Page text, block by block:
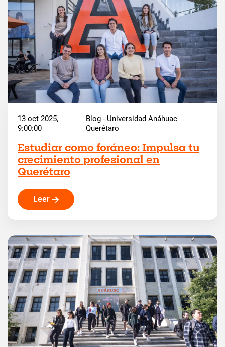
13 oct 2025,
9:00:00
Blog - Universidad Anáhuac
Querétaro
Estudiar como foráneo: Impulsa tu
crecimiento profesional en
Querétaro
Leer